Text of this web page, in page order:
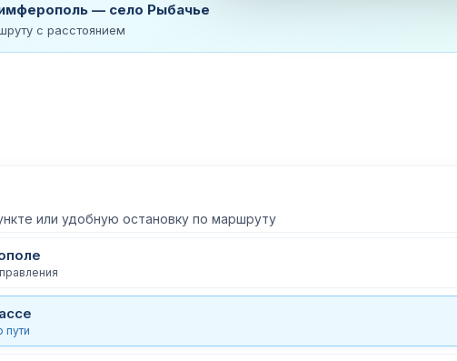
— село Рыбачье
с расстоянием
или удобную остановку по маршруту
пути